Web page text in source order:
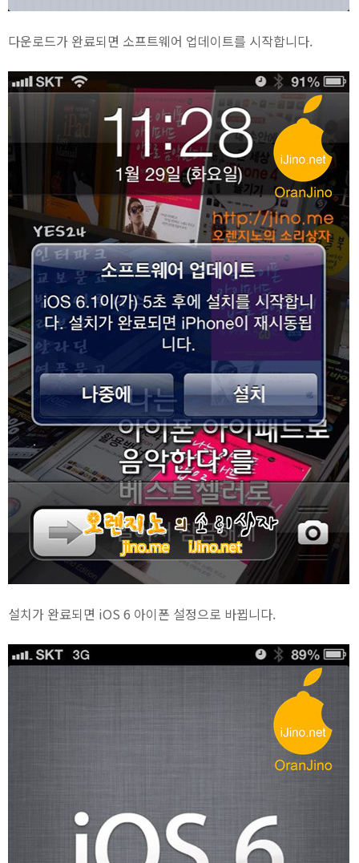
다운로드가 완료되면 소프트웨어 업데이트를 시작합니다.
설치가 완료되면 iOS 6 아이폰 설정으로 바뀝니다.